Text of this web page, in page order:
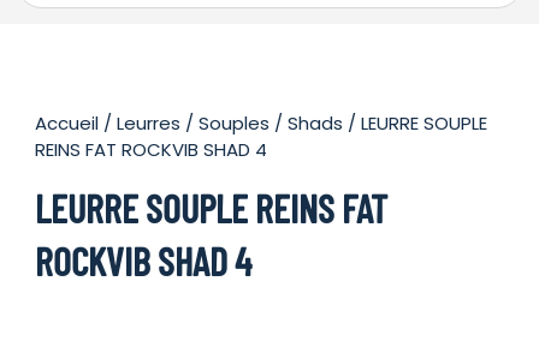
Accueil /Leurres /Souples /Shads / LEURRE SOUPLE
REINS FAT ROCKVIB SHAD 4
LEURRE SOUPLE REINS FAT
ROCKVIB SHAD 4